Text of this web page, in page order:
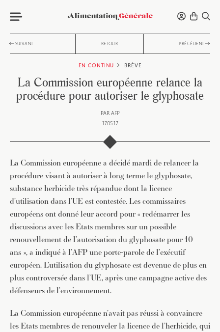
SUIVANT RETOUR PRÉCÉDENT
EN CONTINU BRÈVE
La Commission européenne relance la
procédure pour autoriser le glyphosate
PAR AFP
17.05.17
La Commission européenne a décidé mardi de relancer la
procédure visant à autoriser à long terme le glyphosate,
substance herbicide très répandue dont la licence
d’utilisation dans l’UE est contestée. Les commissaires
européens ont donné leur accord pour « redémarrer les
discussions avec les Etats membres sur un possible
renouvellement de l’autorisation du glyphosate pour 10
ans », a indiqué à l’AFP une porte-parole de l’exécutif
européen. L’utilisation du glyphosate est devenue de plus en
plus controversée dans l’UE, après une campagne active des
défenseurs de l’environnement.
La Commission européenne n’avait pas réussi à convaincre
les Etats membres de renouveler la licence de l’herbicide, qui